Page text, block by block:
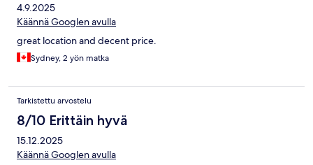
4.9.2025
Käännä Googlen avulla
great location and decent price.
Sydney, 2 yön matka
Tarkistettu arvostelu
8/10 Erittäin hyvä
15.12.2025
Käännä Googlen avulla